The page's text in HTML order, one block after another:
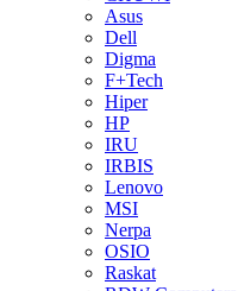
Asus
Dell
Digma
F+Tech
Hiper
HP
IRU
IRBIS
Lenovo
MSI
Nerpa
OSIO
Raskat